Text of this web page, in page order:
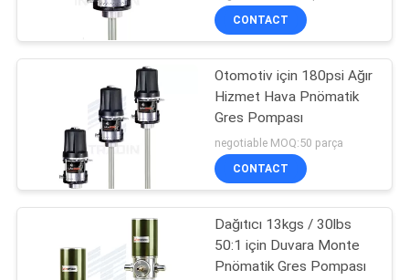
PRIVACY
CONTACT
Otomotiv için 180psi Ağır
Hizmet Hava Pnömatik
Gres Pompası
negotiable MOQ:50 parça
CONTACT
Dağıtıcı 13kgs / 30lbs
50:1 için Duvara Monte
Pnömatik Gres Pompası